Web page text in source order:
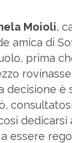
Moioli,
amica di
prima
decisione è
dedicarsi
essere